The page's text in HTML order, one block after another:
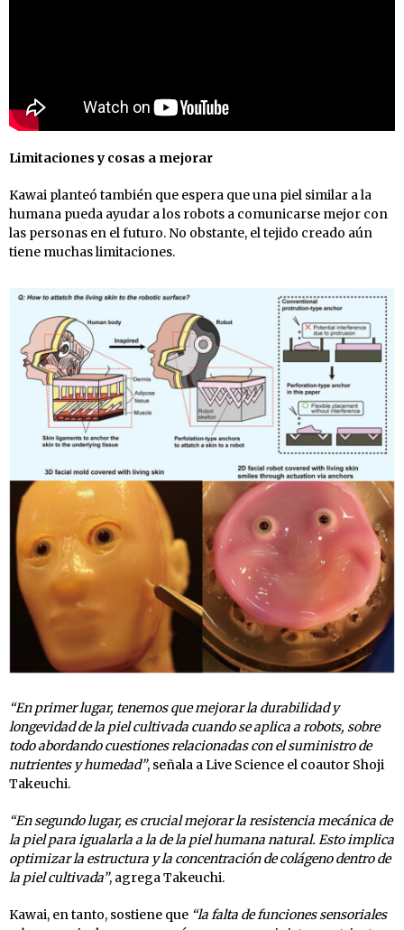
Limitaciones y cosas a mejorar
Kawai planteó también que espera que una piel similar a la
humana pueda ayudar a los robots a comunicarse mejor con
las personas en el futuro. No obstante, el tejido creado aún
tiene muchas limitaciones.
“En primer lugar, tenemos que mejorar la durabilidad y
longevidad de la piel cultivada cuando se aplica a robots, sobre
todo abordando cuestiones relacionadas con el suministro de
nutrientes y humedad”, señala a Live Science el coautor Shoji
Takeuchi.
“En segundo lugar, es crucial mejorar la resistencia mecánica de
la piel para igualarla a la de la piel humana natural. Esto implica
optimizar la estructura y la concentración de colágeno dentro de
la piel cultivada”, agrega Takeuchi.
Kawai, en tanto, sostiene que “la falta de funciones sensoriales